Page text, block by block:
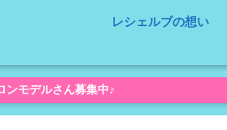
レシェルブの想い
ンモデルさん募集中♪